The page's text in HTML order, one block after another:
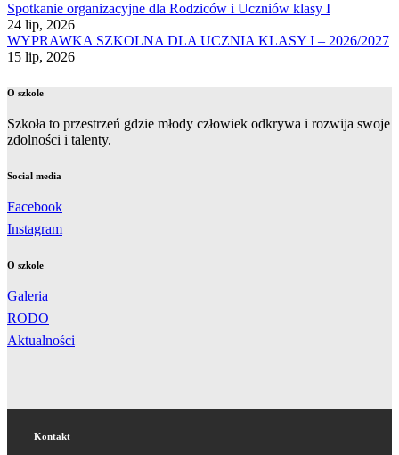
Spotkanie organizacyjne dla Rodziców i Uczniów klasy I
24 lip, 2026
WYPRAWKA SZKOLNA DLA UCZNIA KLASY I – 2026/2027
15 lip, 2026
O szkole
Szkoła to przestrzeń gdzie młody człowiek odkrywa i rozwija swoje
zdolności i talenty.
Social media
Facebook
Instagram
O szkole
Galeria
RODO
Aktualności
Kontakt